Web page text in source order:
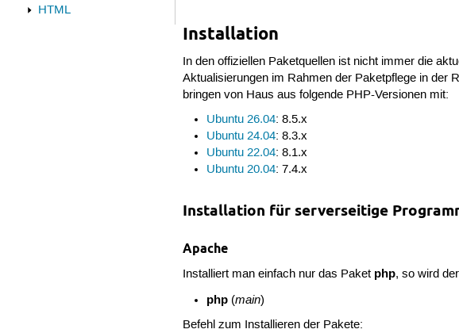
HTML
Installation
In den offiziellen Paketquellen ist nicht immer die
Aktualisierungen im Rahmen der Paketpflege in der
bringen von Haus aus folgende PHP-Versionen mit:
Ubuntu 26.04: 8.5.x
Ubuntu 24.04: 8.3.x
Ubuntu 22.04: 8.1.x
Ubuntu 20.04: 7.4.x
Installation für serverseitige
Apache
Installiert man einfach nur das Paket php, so wird
php(main)
Befehl zum Installieren der Pakete: